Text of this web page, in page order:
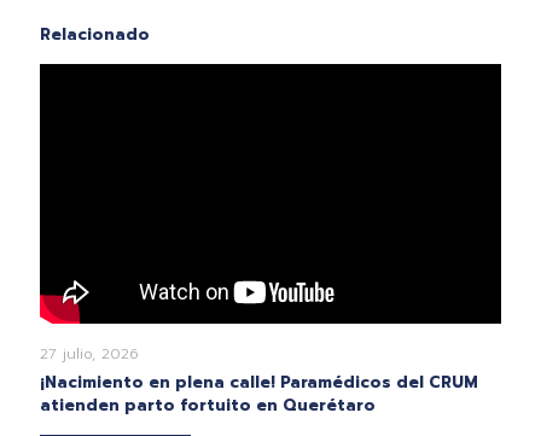
Relacionado
27 julio, 2026
¡Nacimiento en plena calle! Paramédicos del CRUM
atienden parto fortuito en Querétaro